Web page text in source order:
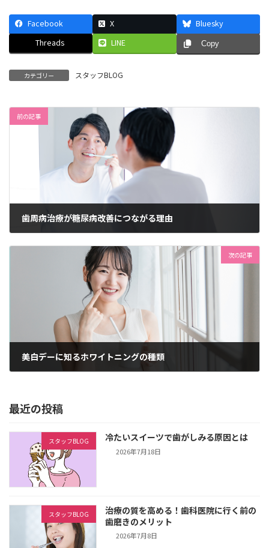
Facebook X
Bluesky
Threads
LINE Copy
カテゴリー スタッフBLOG
前の記事
歯周病治療が糖尿病改善につながる理由
次の記事
美白デーに知るホワイトニングの種類
最近の投稿
スタッフBLOG 冷たいスイーツで歯がしみる原因とは
2026年7月18日
スタッフBLOG
治療の質を高める！歯科医院に行く前の
歯磨きのメリット
2026年7月8日